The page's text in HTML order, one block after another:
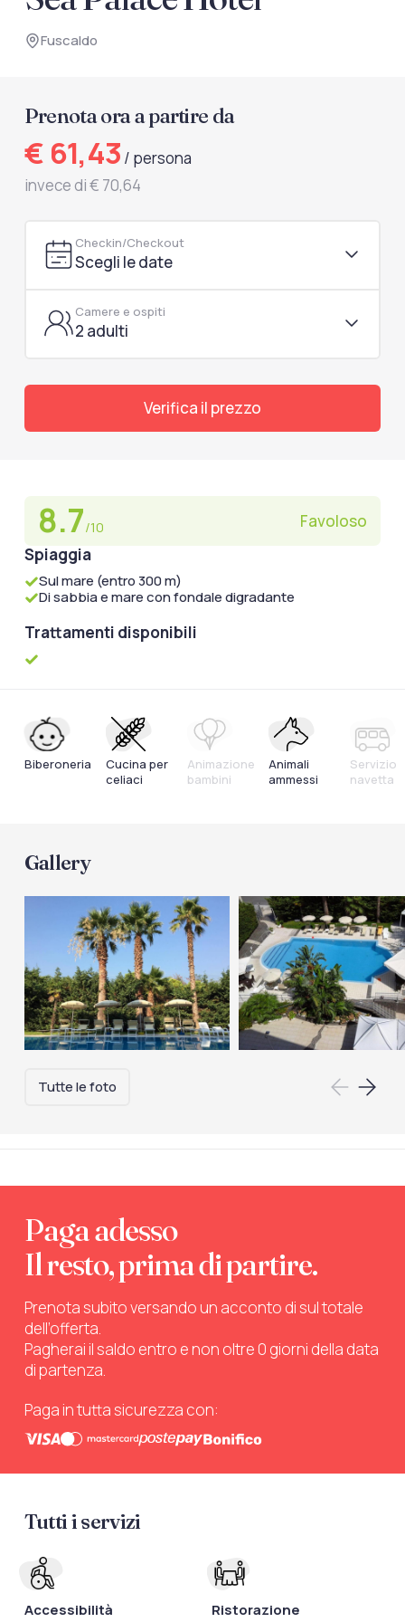
documenti di viaggio.
Fuscaldo
Prenota ora a partire da
€ 61,43 / persona
invece di € 70,64
Checkin/Checkout
Scegli le date
Camere e ospiti
2 adulti
Verifica il prezzo
8.7/10
Favoloso
Spiaggia
Sul mare (entro 300 m)
Di sabbia e mare con fondale digradante
Trattamenti disponibili
Biberoneria
Cucina per
celiaci
Animazione
bambini
Animali
ammessi
Servizio
navetta
Gallery
Tutte le foto
Paga adesso
Il resto, prima di partire.
Prenota subito versando un acconto di sul totale
dell’offerta.
Pagherai il saldo entro e non oltre 0 giorni della data
di partenza.
Paga in tutta sicurezza con:
Tutti i servizi
Accessibilità Ristorazione